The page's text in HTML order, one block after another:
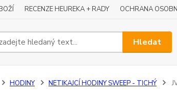
RECENZE HEUREKA + RADY OCHRANA
Hledat
HODINY NETIKAJCÍ HODINY SWEEP - TICHÝ